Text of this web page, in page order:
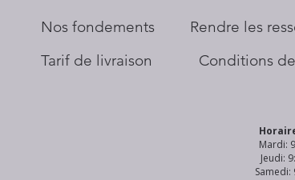
Nos fondements
Tarif de livraison
​Rendre les
Conditions
Mardi:
Jeudi:
Samedi: